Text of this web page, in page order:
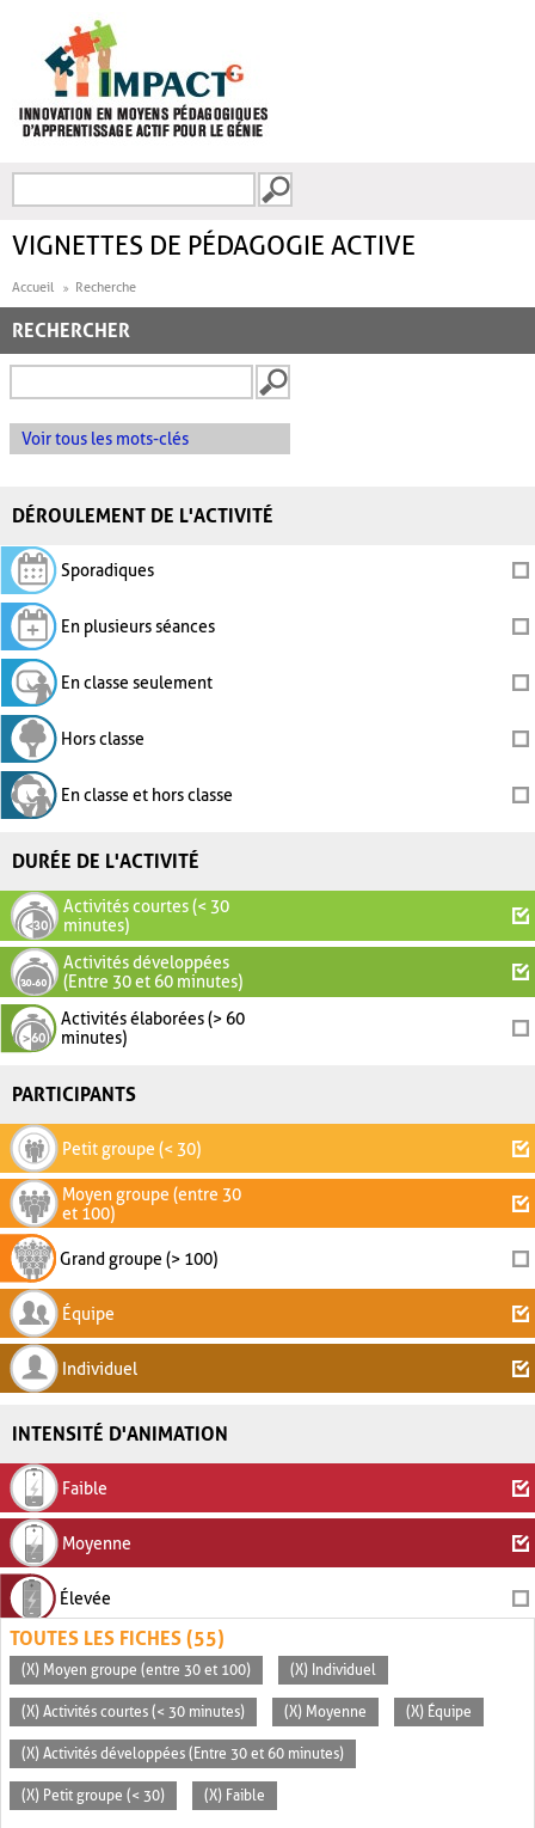
FORMULAIRE DE
VIGNETTES DE PÉDAGOGIE ACTIVE
Accueil Recherche
RECHERCHER
Voir tous les mots-clés
DÉROULEMENT DE L'ACTIVITÉ
Sporadiques
En plusieurs séances
En classe seulement
Hors classe
En classe et hors classe
DURÉE DE L'ACTIVITÉ
Activités courtes (< 30
minutes)
Activités développées
(Entre 30 et 60 minutes)
Activités élaborées (> 60
minutes)
PARTICIPANTS
Petit groupe (< 30)
Moyen groupe (entre 30
et 100)
Grand groupe (> 100)
Équipe
Individuel
INTENSITÉ D'ANIMATION
Faible
Moyenne
Élevée
TOUTES LES FICHES (55)
(X) Moyen groupe (entre 30 et 100) (X) Individuel
(X) Activités courtes (< 30 minutes) (X) Moyenne (X) Équipe
(X) Activités développées (Entre 30 et 60 minutes)
(X) Petit groupe (< 30) (X) Faible